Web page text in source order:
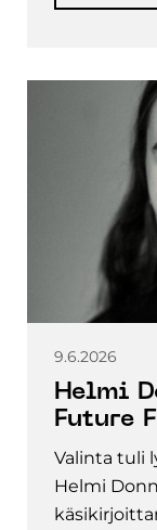
9.6.2026
Helmi
Future
Valinta tuli
Helmi